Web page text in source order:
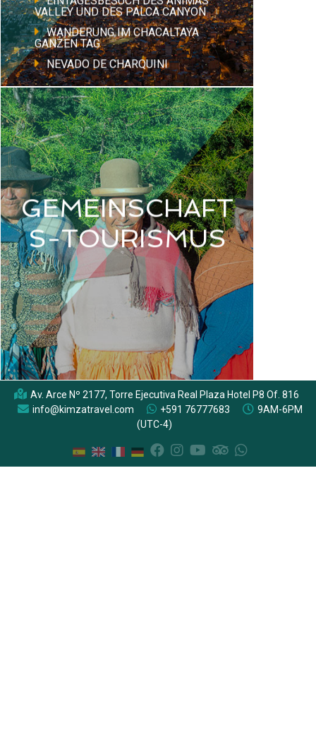
VALLEY UND DES PALCA CANYON
WANDERUNG IM CHACALTAYA
GANZEN TAG
NEVADO DE CHARQUINI
GEMEINSCHAFT
S-TOURISMUS
Av. Arce Nº 2177, Torre Ejecutiva Real Plaza Hotel P8 Of. 816
info@kimzatravel.com
+591 76777683
9AM-6PM
(UTC-4)